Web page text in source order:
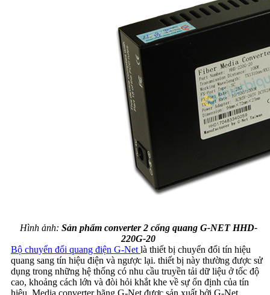
Hình ảnh: Sản phẩm converter 2 cổng quang G-NET HHD-
220G-20
Bộ chuyển đổi quang điện G-Net là thiết bị chuyển đổi tín hiệu
quang sang tín hiệu điện và ngược lại. thiết bị này thường được sử
dụng trong những hệ thống có nhu cầu truyền tải dữ liệu ở tốc độ
cao, khoảng cách lớn và đòi hỏi khắt khe về sự ổn định của tín